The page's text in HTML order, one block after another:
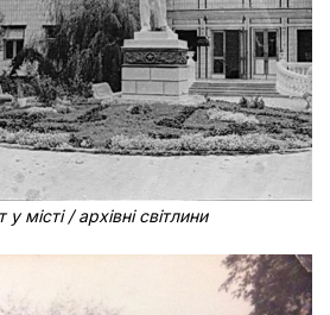
місті / архівні світлини